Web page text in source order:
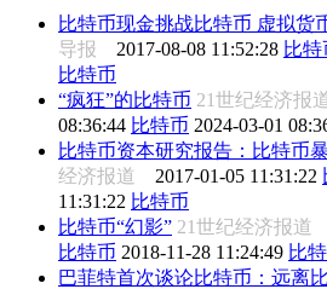
比特币现金挑战比特币 虚拟货
导报 2017-08-08 11:52:28 比特
比特币
“疯狂”的比特币 21世纪经济报
08:36:44 比特币 2024-03-01
比特币资本研究报告：比特币
经济报道 2017-01-05 11:31:22
11:31:22 比特币
比特币“幻影” 21世纪经济报道
比特币 2018-11-28 11:24:49 比
巴菲特首次谈论比特币：远离